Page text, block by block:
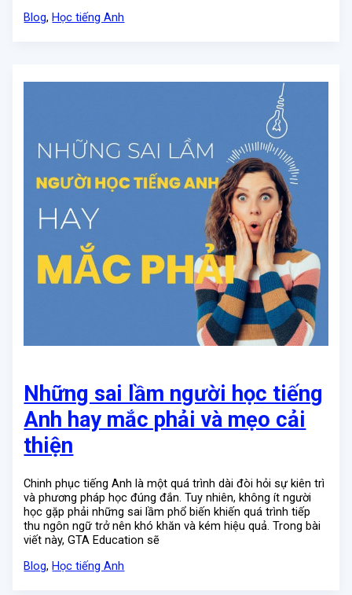
Blog,Học tiếng Anh
Những sai lầm người học tiếng
Anh hay mắc phải và mẹo cải
thiện
Chinh phục tiếng Anh là một quá trình dài đòi hỏi sự kiên trì
và phương pháp học đúng đắn. Tuy nhiên, không ít người
học gặp phải những sai lầm phổ biến khiến quá trình tiếp
thu ngôn ngữ trở nên khó khăn và kém hiệu quả. Trong bài
viết này, GTA Education sẽ
Blog,Học tiếng Anh